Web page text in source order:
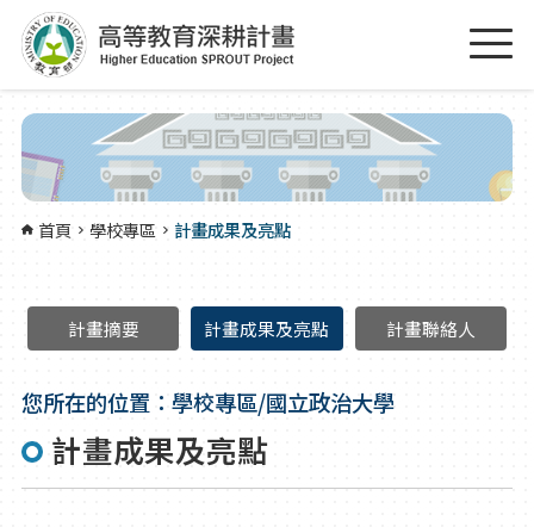
跳到主要內容區塊
首頁 學校專區 計畫成果及亮點
計畫摘要 計畫成果及亮點 計畫聯絡人
您所在的位置：學校專區/國立政治大學
計畫成果及亮點